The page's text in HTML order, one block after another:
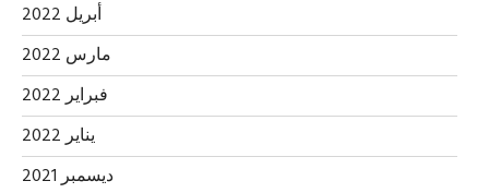
أبريل 2022
مارس 2022
فبراير 2022
يناير 2022
ديسمبر 2021